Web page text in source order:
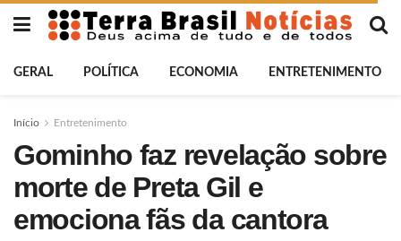
GERAL POLÍTICA ECONOMIA ENTRETENIMENTO
Início Entretenimento
Gominho faz revelação sobre
morte de Preta Gil e
emociona fãs da cantora